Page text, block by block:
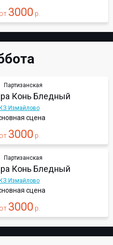
от 3000 р.
Партизанская
Конь Бледный
КЗ Измайлово
сцена
от 3000 р.
Партизанская
Конь Бледный
КЗ Измайлово
сцена
от 3000 р.